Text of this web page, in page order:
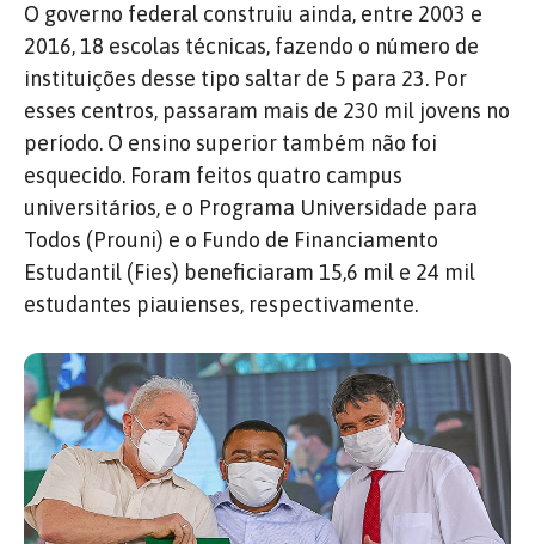
O governo federal construiu ainda, entre 2003 e
2016, 18 escolas técnicas, fazendo o número de
instituições desse tipo saltar de 5 para 23. Por
esses centros, passaram mais de 230 mil jovens no
período. O ensino superior também não foi
esquecido. Foram feitos quatro campus
universitários, e o Programa Universidade para
Todos (Prouni) e o Fundo de Financiamento
Estudantil (Fies) beneficiaram 15,6 mil e 24 mil
estudantes piauienses, respectivamente.